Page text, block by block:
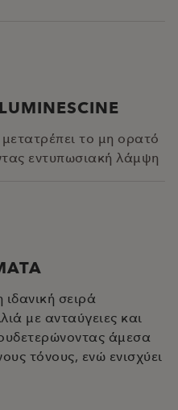
το μη ορατό
εντυπωσιακή λάμψη
ιδανική σειρά
με ανταύγειες και
άμεσα
τόνους, ενώ ενισχύει